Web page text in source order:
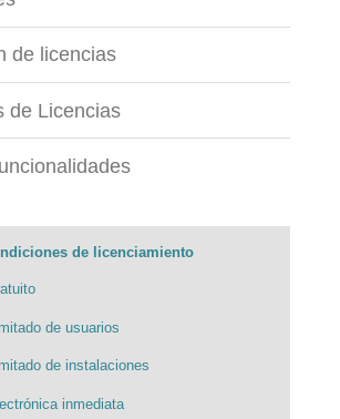
de licencias
de Licencias
de licenciamiento
de usuarios
de instalaciones
inmediata